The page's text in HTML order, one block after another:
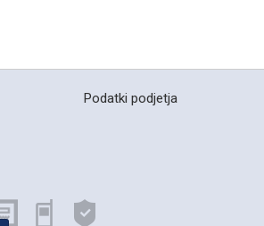
Podatki podjetja